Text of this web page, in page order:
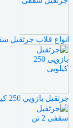
انواع قلاب جرثقیل
جرثقیل بازویی 250 کیلویی